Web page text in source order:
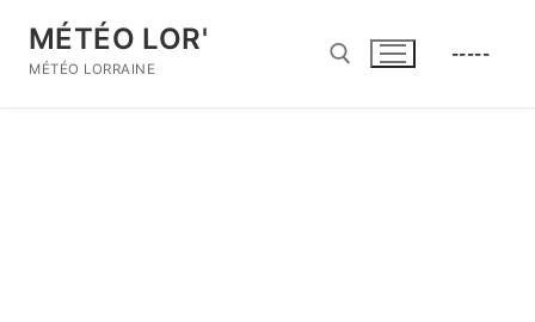
contenu
MÉTÉO LOR'
MÉTÉO LORRAINE
-----